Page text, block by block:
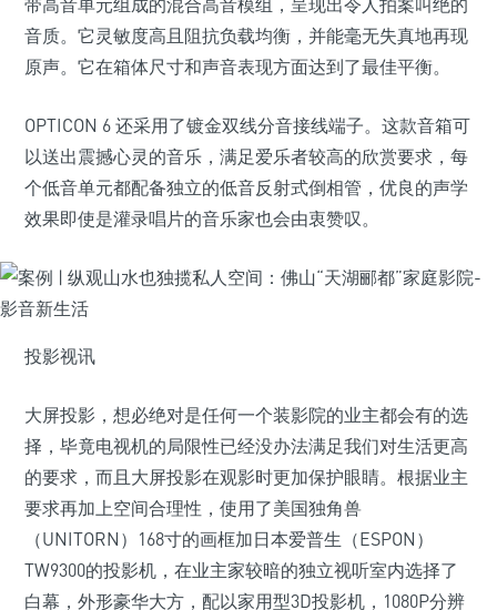
带高音单元组成的混合高音模组，呈现出令人拍案叫绝的
音质。它灵敏度高且阻抗负载均衡，并能毫无失真地再现
原声。它在箱体尺寸和声音表现方面达到了最佳平衡。
OPTICON 6 还采用了镀金双线分音接线端子。这款音箱可
以送出震撼心灵的音乐，满足爱乐者较高的欣赏要求，每
个低音单元都配备独立的低音反射式倒相管，优良的声学
效果即使是灌录唱片的音乐家也会由衷赞叹。
投影视讯
大屏投影，想必绝对是任何一个装影院的业主都会有的选
择，毕竟电视机的局限性已经没办法满足我们对生活更高
的要求，而且大屏投影在观影时更加保护眼睛。根据业主
要求再加上空间合理性，使用了美国独角兽
（UNITORN）168寸的画框加日本爱普生（ESPON）
TW9300的投影机，在业主家较暗的独立视听室内选择了
白幕，外形豪华大方，配以家用型3D投影机，1080P分辨